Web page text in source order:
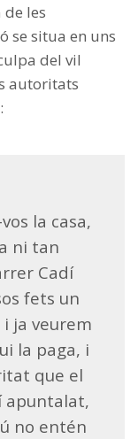
les
se situa en uns
del vil
autoritats
la casa,
ni tan
Cadí
fets un
ja veurem
la paga, i
que el
apuntalat,
no entén